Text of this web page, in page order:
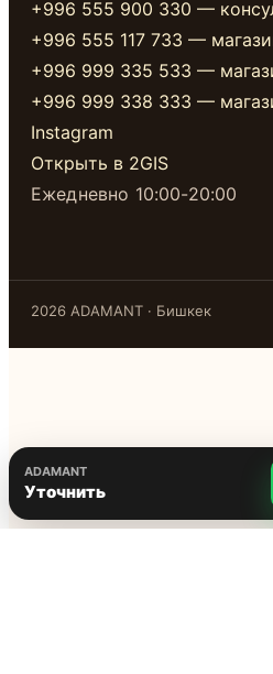
+996 555 900 330 —
+996 555 117 733 —
+996 999 335 533 —
+996 999 338 333 —
Instagram
Открыть в 2GIS
Ежедневно 10:00-20:00
2026 ADAMANT · Бишкек
ADAMANT
Уточнить